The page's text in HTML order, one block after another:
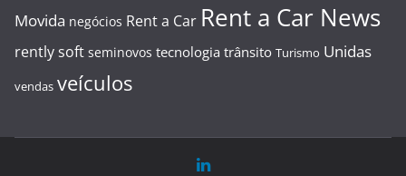
Movida negócios Rent a Car Rent a Car News
rently soft seminovos tecnologia trânsito Turismo Unidas
vendas veículos